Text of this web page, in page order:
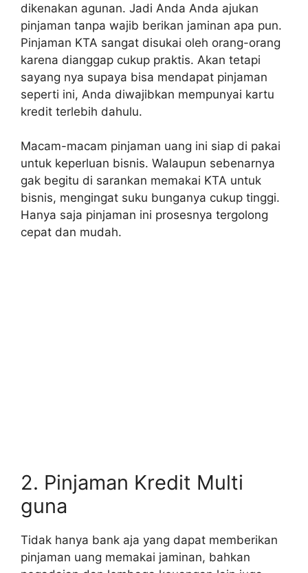
dikenakan agunan. Jadi Anda Anda ajukan
pinjaman tanpa wajib berikan jaminan apa pun.
Pinjaman KTA sangat disukai oleh orang-orang
karena dianggap cukup praktis. Akan tetapi
sayang nya supaya bisa mendapat pinjaman
seperti ini, Anda diwajibkan mempunyai kartu
kredit terlebih dahulu.
Macam-macam pinjaman uang ini siap di pakai
untuk keperluan bisnis. Walaupun sebenarnya
gak begitu di sarankan memakai KTA untuk
bisnis, mengingat suku bunganya cukup tinggi.
Hanya saja pinjaman ini prosesnya tergolong
cepat dan mudah.
2. Pinjaman Kredit Multi
guna
Tidak hanya bank aja yang dapat memberikan
pinjaman uang memakai jaminan, bahkan